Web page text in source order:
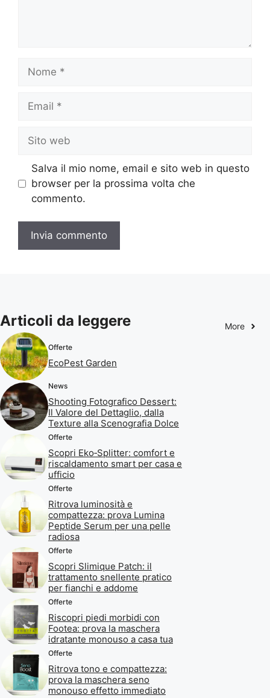
web
Salva il mio nome, email e sito web in questo
browser per la prossima volta che
commento.
Articoli da leggere More
Offerte
EcoPest Garden
News
Shooting Fotografico Dessert:
Il Valore del Dettaglio, dalla
Texture alla Scenografia Dolce
Offerte
Scopri Eko‑Splitter: comfort e
riscaldamento smart per casa e
ufficio
Offerte
Ritrova luminosità e
compattezza: prova Lumina
Peptide Serum per una pelle
radiosa
Offerte
Scopri Slimique Patch: il
trattamento snellente pratico
per fianchi e addome
Offerte
Riscopri piedi morbidi con
Footea: prova la maschera
idratante monouso a casa tua
Offerte
Ritrova tono e compattezza:
prova la maschera seno
monouso effetto immediato